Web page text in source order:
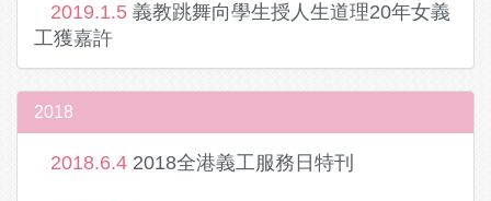
2019.1.5 義教跳舞向學生授人生道理20年女義
工獲嘉許
2018
2018.6.4 2018全港義工服務日特刊